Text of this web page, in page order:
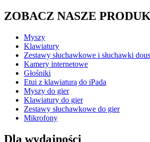
ZOBACZ NASZE
Myszy
Klawiatury
Zestawy słuchawkowe i słuchawki
Kamery internetowe
Głośniki
Etui z klawiaturą do iPada
Myszy do gier
Klawiatury do gier
Zestawy słuchawkowe do gier
Mikrofony
Dla wydajności